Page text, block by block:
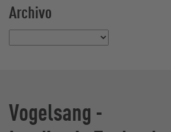
Archivo
Vogelsang -